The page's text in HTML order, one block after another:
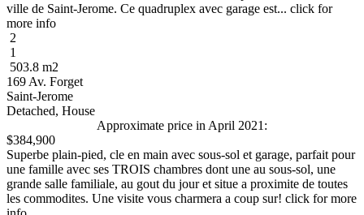
ville de Saint-Jerome. Ce quadruplex avec garage est... click for
more info
2
1
503.8 m2
169 Av. Forget
Saint-Jerome
Detached, House
Approximate price in April 2021:
$384,900
Superbe plain-pied, cle en main avec sous-sol et garage, parfait pour
une famille avec ses TROIS chambres dont une au sous-sol, une
grande salle familiale, au gout du jour et situe a proximite de toutes
les commodites. Une visite vous charmera a coup sur! click for more